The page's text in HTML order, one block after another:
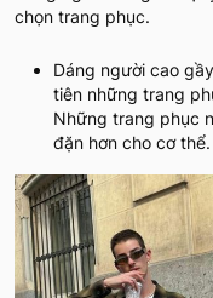
chọn trang phục.
Dáng người cao
tiên những trang
Những trang phục
đặn hơn cho cơ thể.